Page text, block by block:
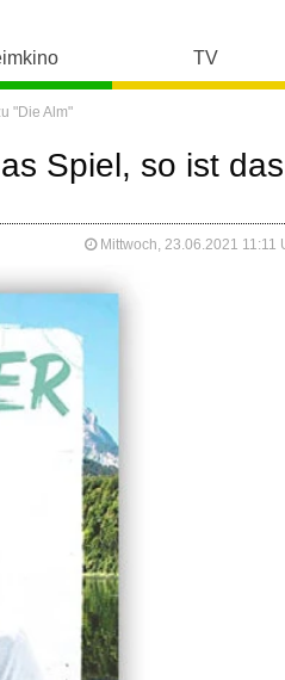
TV
"Die Alm"
Spiel, so ist das
Mittwoch, 23.06.2021 11:11